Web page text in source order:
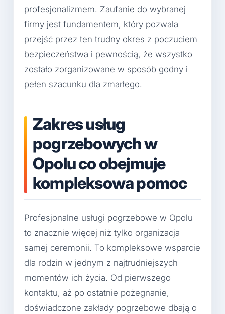
profesjonalizmem. Zaufanie do wybranej
firmy jest fundamentem, który pozwala
przejść przez ten trudny okres z poczuciem
bezpieczeństwa i pewnością, że wszystko
zostało zorganizowane w sposób godny i
pełen szacunku dla zmarłego.
Zakres usług
pogrzebowych w
Opolu co obejmuje
kompleksowa pomoc
Profesjonalne usługi pogrzebowe w Opolu
to znacznie więcej niż tylko organizacja
samej ceremonii. To kompleksowe wsparcie
dla rodzin w jednym z najtrudniejszych
momentów ich życia. Od pierwszego
kontaktu, aż po ostatnie pożegnanie,
doświadczone zakłady pogrzebowe dbają o